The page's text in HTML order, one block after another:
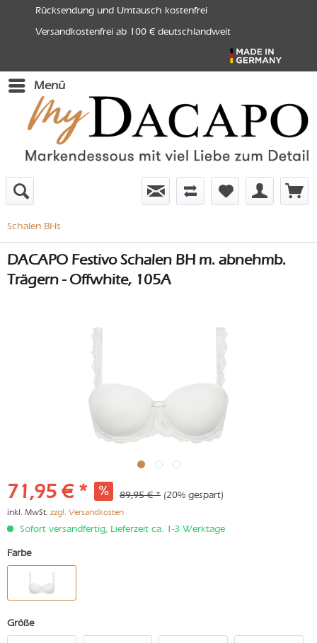
Rücksendung und Umtausch kostenfrei
Versandkostenfrei ab 100 € deutschlandweit
Menü
Schalen BHs
DACAPO Festivo Schalen BH m. abnehmb.
Trägern - Offwhite, 105A
71,95 € * 89,95 € * (20% gespart)
inkl. MwSt. zzgl. Versandkosten
Sofort versandfertig, Lieferzeit ca. 1-3 Werktage
Farbe
Größe